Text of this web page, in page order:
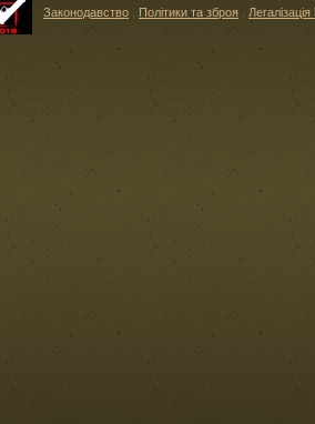
Законодавство Політики та зброя